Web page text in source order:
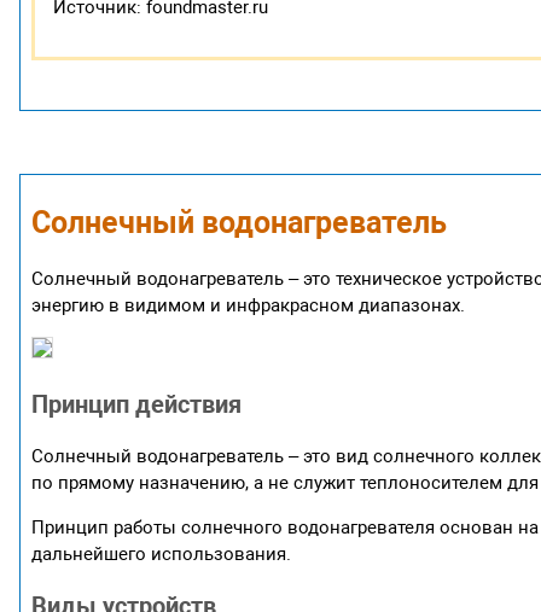
Источник: foundmaster.ru
Солнечный водонагреватель
Солнечный водонагреватель – это техническое
энергию в видимом и инфракрасном диапазонах.
Принцип действия
Солнечный водонагреватель – это вид солнечного
по прямому назначению, а не служит теплоносителем
Принцип работы солнечного водонагревателя основан
дальнейшего использования.
Виды устройств